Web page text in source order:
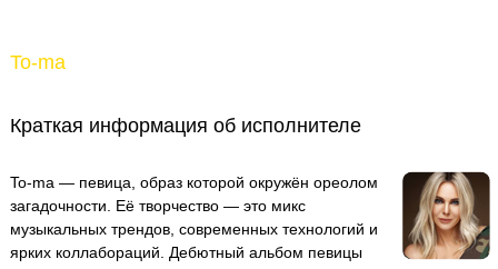
To-ma
Краткая информация об исполнителе
To-ma — певица, образ которой окружён ореолом
загадочности. Её творчество — это микс
музыкальных трендов, современных технологий и
ярких коллабораций. Дебютный альбом певицы